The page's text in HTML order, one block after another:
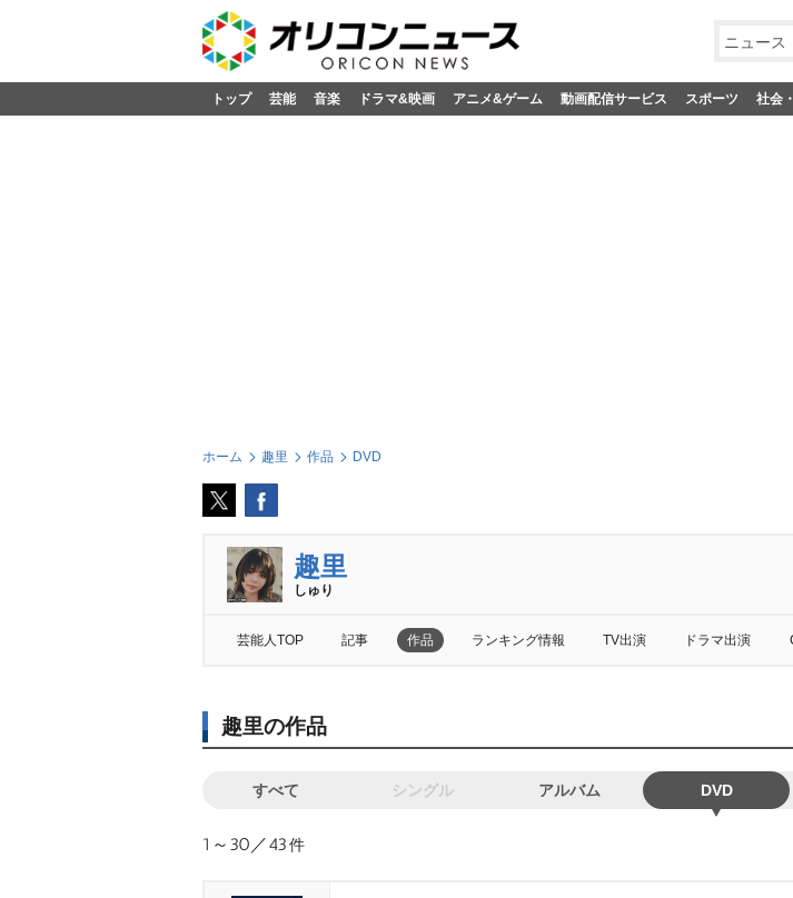
ニュース
トップ 芸能 音楽 ドラマ&映画 アニメ&ゲーム 動画配信サービス スポーツ 社会
ホーム 趣里 作品 DVD
趣里
しゅり
芸能人TOP 記事 作品 ランキング情報 TV出演 ドラマ出演
趣里の作品
すべて シングル アルバム DVD
1～30／43件